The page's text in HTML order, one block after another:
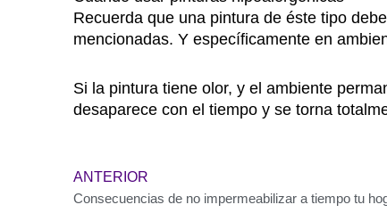
Recuerda que una pintura de éste tipo
mencionadas. Y específicamente en
Si la pintura tiene olor, y el ambiente
desaparece con el tiempo y se torna
Previo
ANTERIOR
Consecuencias de no impermeabilizar a tiempo tu